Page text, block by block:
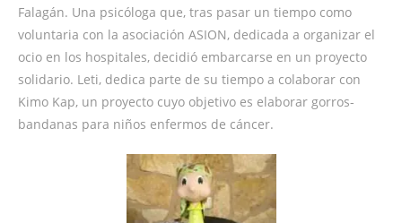
Falagán. Una psicóloga que, tras pasar un tiempo como
voluntaria con la asociación ASION, dedicada a organizar el
ocio en los hospitales, decidió embarcarse en un proyecto
solidario. Leti, dedica parte de su tiempo a colaborar con
Kimo Kap, un proyecto cuyo objetivo es elaborar gorros-
bandanas para niños enfermos de cáncer.